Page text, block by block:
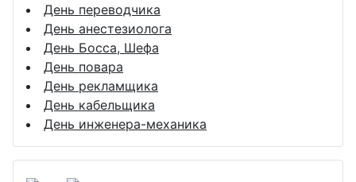
День переводчика
День анестезиолога
День Босса, Шефа
День повара
День рекламщика
День кабельщика
День инженера-механика